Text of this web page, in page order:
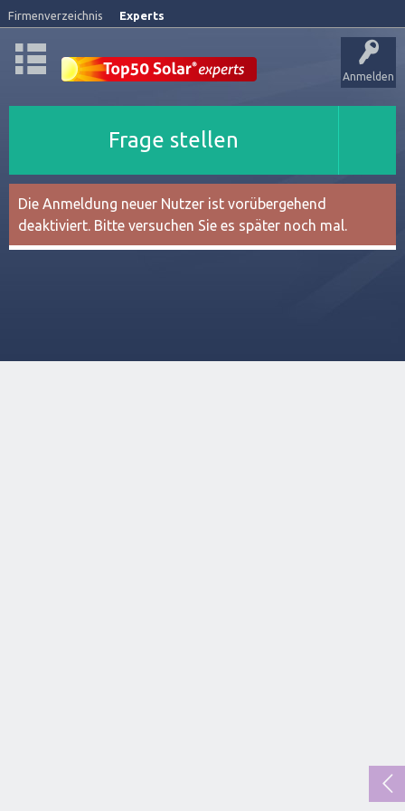
Firmenverzeichnis Experts
Anmelden
Frage stellen
Die Anmeldung neuer Nutzer ist vorübergehend
deaktiviert. Bitte versuchen Sie es später noch mal.